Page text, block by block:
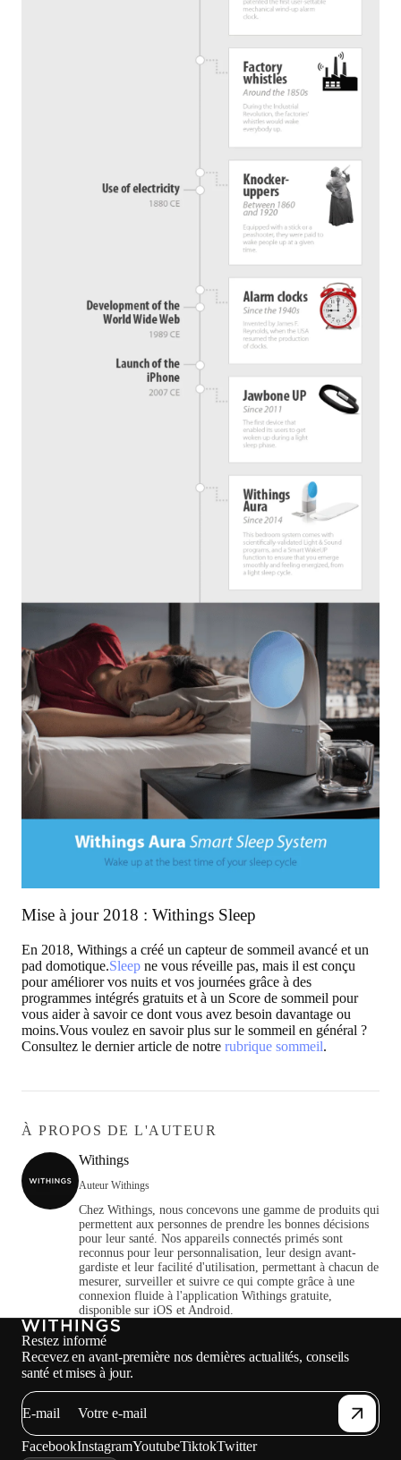
Mise à jour 2018 : Withings Sleep
En 2018, Withings a créé un capteur de sommeil avancé et un
pad domotique.Sleep ne vous réveille pas, mais il est conçu
pour améliorer vos nuits et vos journées grâce à des
programmes intégrés gratuits et à un Score de sommeil pour
vous aider à savoir ce dont vous avez besoin davantage ou
moins.Vous voulez en savoir plus sur le sommeil en général ?
Consultez le dernier article de notre rubrique sommeil.
À PROPOS DE L'AUTEUR
Withings
Auteur Withings
Chez Withings, nous concevons une gamme de produits qui
permettent aux personnes de prendre les bonnes décisions
pour leur santé. Nos appareils connectés primés sont
reconnus pour leur personnalisation, leur design avant-
gardiste et leur facilité d'utilisation, permettant à chacun de
mesurer, surveiller et suivre ce qui compte grâce à une
connexion fluide à l'application Withings gratuite,
disponible sur iOS et Android.
Restez informé
Recevez en avant-première nos dernières actualités, conseils
santé et mises à jour.
E-mail
FacebookInstagramYoutubeTiktokTwitter